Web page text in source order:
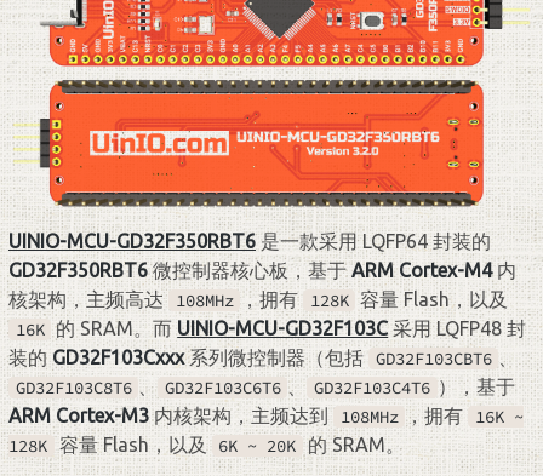
UINIO-MCU-GD32F350RBT6是一款采用 LQFP64 封装的
GD32F350RBT6微控制器核心板，基于ARM Cortex-M4内
核架构，主频高达 108MHz ，拥有 128K 容量 Flash，以及
16K 的 SRAM。而UINIO-MCU-GD32F103C采用 LQFP48 封
装的GD32F103Cxxx系列微控制器（包括 GD32F103CBT6 、
GD32F103C8T6 、 GD32F103C6T6 、 GD32F103C4T6 ），基于
ARM Cortex-M3内核架构，主频达到 108MHz ，拥有
16K ~
128K 容量 Flash，以及 6K ~ 20K 的 SRAM。